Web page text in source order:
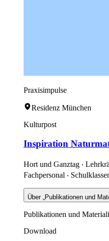
Praxisimpulse
Residenz München
Kulturpost
Inspiration
Hort und Ganztag ‧
Fachpersonal ‧
Über „Publikationen und
Publikationen und
Download